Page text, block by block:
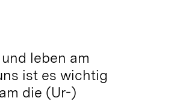
leben am
ist es wichtig
die (Ur-)